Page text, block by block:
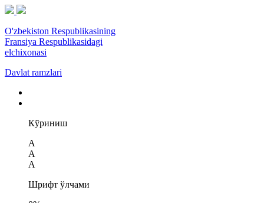
O'zbekiston Respublikasining
Fransiya Respublikasidagi
elchixonasi
Davlat ramzlari
Кўриниш
A
A
A
Шрифт ўлчами